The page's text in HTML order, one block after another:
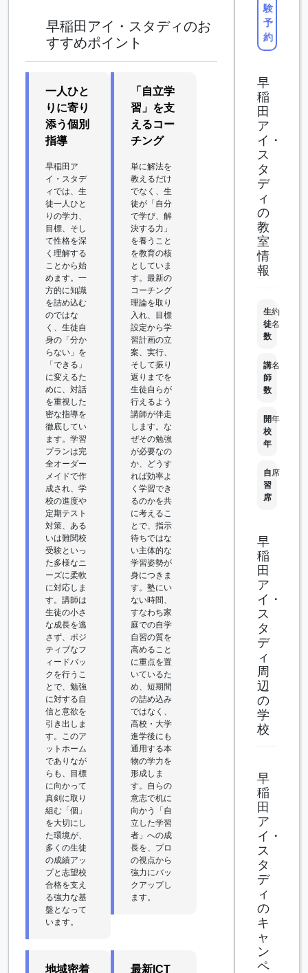
早稲田アイ・スタディのお
すすめポイント
一人ひと
りに寄り
添う個別
指導
早稲田ア
イ・スタデ
ィでは、生
徒一人ひと
りの学力、
目標、そし
て性格を深
く理解する
ことから始
めます。一
方的に知識
を詰め込む
のではな
く、生徒自
身の「分か
らない」を
「できる」
に変えるた
めに、対話
を重視した
密な指導を
徹底してい
ます。学習
プランは完
全オーダー
メイドで作
成され、学
校の進度や
定期テスト
対策、ある
いは難関校
受験といっ
た多様なニ
ーズに柔軟
に対応しま
す。講師は
生徒の小さ
な成長を逃
さず、ポジ
ティブなフ
ィードバッ
クを行うこ
とで、勉強
に対する自
信と意欲を
引き出しま
す。このア
ットホーム
でありなが
らも、目標
に向かって
真剣に取り
組む「個」
を大切にし
た環境が、
多くの生徒
の成績アッ
プと志望校
合格を支え
る強力な基
盤となって
います。
「自立学
習」を支
えるコー
チング
単に解法を
教えるだけ
でなく、生
徒が「自分
で学び、解
決する力」
を養うこと
を教育の核
としていま
す。最新の
コーチング
理論を取り
入れ、目標
設定から学
習計画の立
案、実行、
そして振り
返りまでを
生徒自らが
行えるよう
講師が伴走
します。な
ぜその勉強
が必要なの
か、どうす
れば効率よ
く学習でき
るのかを共
に考えるこ
とで、指示
待ちではな
い主体的な
学習姿勢が
身につきま
す。塾にい
ない時間、
すなわち家
庭での自学
自習の質を
高めること
に重点を置
いているた
め、短期間
の詰め込み
ではなく、
高校・大学
進学後にも
通用する本
物の学力を
形成しま
す。自らの
意志で机に
向かう「自
立した学習
者」への成
長を、プロ
の視点から
強力にバッ
クアップし
ます。
地域密着 最新ICT
験
予
約
早
稲
田
ア
イ・
ス
タ
デ
ィ
の
教
室
情
報
生
徒
数
約
名
講
師
数
名
開
校
年
年
自
習
席
席
早
稲
田
ア
イ・
ス
タ
デ
ィ
周
辺
の
学
校
早
稲
田
ア
イ・
ス
タ
デ
ィ
の
キ
ャ
ン
ペ